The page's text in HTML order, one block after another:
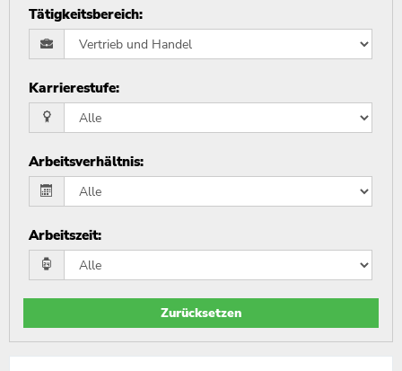
Tätigkeitsbereich:
Karrierestufe:
Arbeitsverhältnis:
Arbeitszeit:
Zurücksetzen